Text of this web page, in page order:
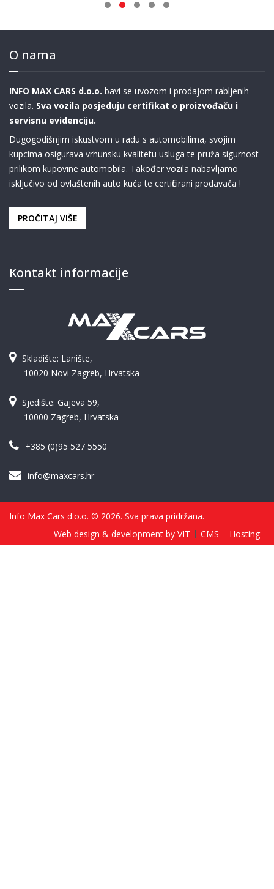
O nama
INFO MAX CARS d.o.o. bavi se uvozom i prodajom rabljenih
vozila. Sva vozila posjeduju certifikat o proizvođaču i
servisnu evidenciju.
Dugogodišnjim iskustvom u radu s automobilima, svojim
kupcima osigurava vrhunsku kvalitetu usluga te pruža sigurnost
prilikom kupovine automobila. Također vozila nabavljamo
isključivo od ovlaštenih auto kuća te certificirani prodavača !
PROČITAJ VIŠE
Kontakt informacije
Skladište: Lanište,
10020 Novi Zagreb, Hrvatska
Sjedište: Gajeva 59,
10000 Zagreb, Hrvatska
+385 (0)95 527 5550
info@maxcars.hr
Info Max Cars d.o.o. © 2026. Sva prava pridržana.
Web design & development by VIT
CMS Hosting